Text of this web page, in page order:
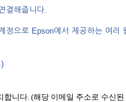
결해줍니다.
으로 Epson에서 제공하는 여러
니다. (해당 이메일 주소로 수신된